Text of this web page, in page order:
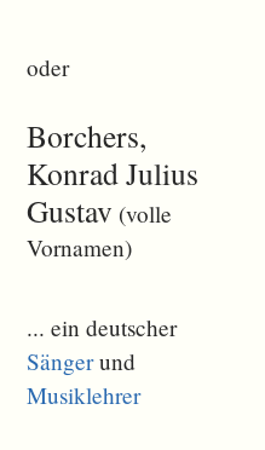
oder
Borchers,
Konrad Julius
Gustav (volle
Vornamen)
... ein deutscher
Sängerund
Musiklehrer